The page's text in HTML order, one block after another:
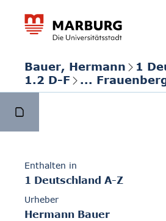
Bauer, Hermann
1
1.2 D-F
...
Enthalten in
1 Deutschland A-Z
Urheber
Hermann Bauer